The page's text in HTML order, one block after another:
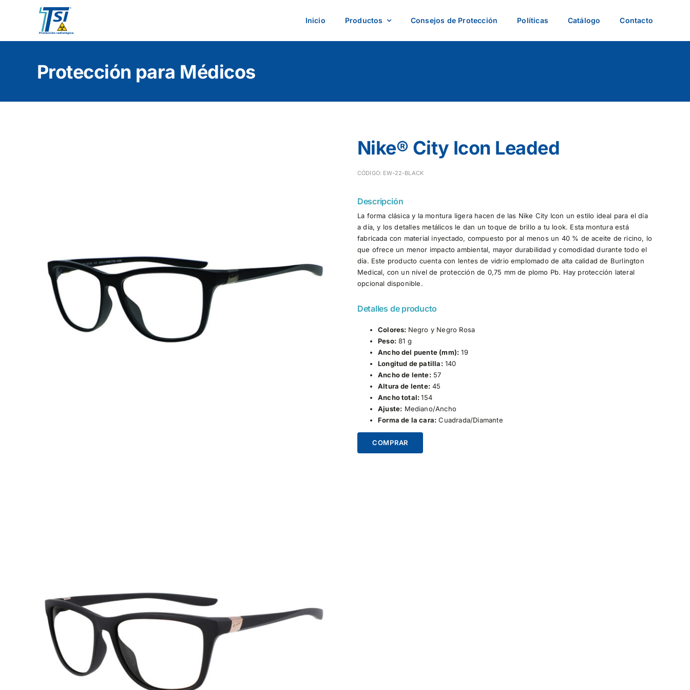
Inicio Productos Consejos de Protección Políticas Catálogo Contacto
Protección para Médicos
Nike® City Icon Leaded
CÓDIGO: EW-22-BLACK
Descripción
La forma clásica y la montura ligera hacen de las Nike City Icon un estilo ideal para el día
a día, y los detalles metálicos le dan un toque de brillo a tu look. Esta montura está
fabricada con material inyectado, compuesto por al menos un 40 % de aceite de ricino, lo
que ofrece un menor impacto ambiental, mayor durabilidad y comodidad durante todo el
día. Este producto cuenta con lentes de vidrio emplomado de alta calidad de Burlington
Medical, con un nivel de protección de 0,75 mm de plomo Pb. Hay protección lateral
opcional disponible.
Detalles de producto
Colores: Negro y Negro Rosa
Peso:81 g
Ancho del puente (mm): 19
Longitud de patilla:140
Ancho de lente:57
Altura de lente: 45
Ancho total:154
Ajuste: Mediano/Ancho
Forma de la cara: Cuadrada/Diamante
COMPRAR